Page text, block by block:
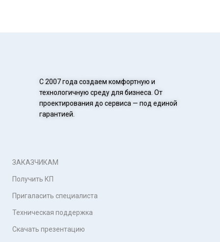
С 2007 года создаем комфортную и
технологичную среду для бизнеса. От
проектирования до сервиса — под единой
гарантией.
ЗАКАЗЧИКАМ
Получить КП
Пригаласить специалиста
Техническая поддержка
Скачать презентацию